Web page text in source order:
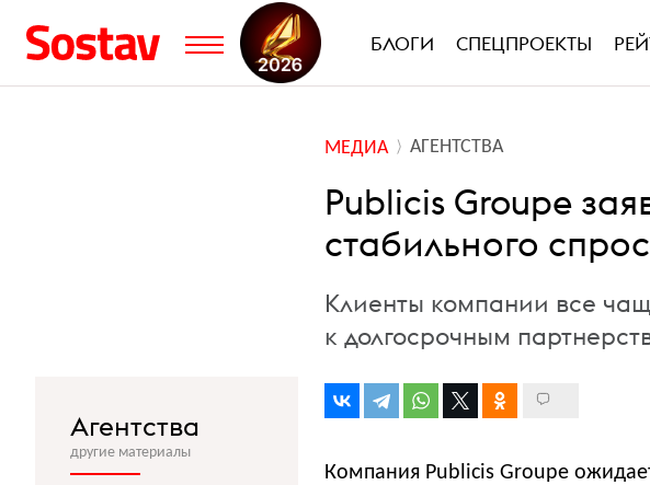
БЛОГИ СПЕЦПРОЕКТЫ
МЕДИА АГЕНТСТВА
Publicis Groupe
стабильного
Клиенты компании все
к долгосрочным
Компания Publicis Groupe
Агентства
другие материалы